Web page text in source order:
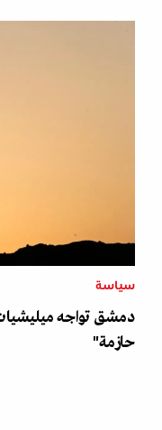
سياسة
دمشق تواجه ميليشيات
حازمة"